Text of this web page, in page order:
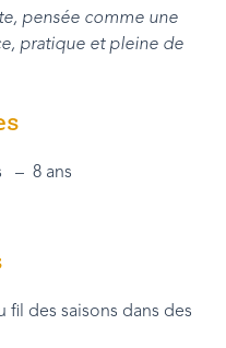
pensée comme une
pratique et pleine de
– 8 ans
fil des saisons dans des